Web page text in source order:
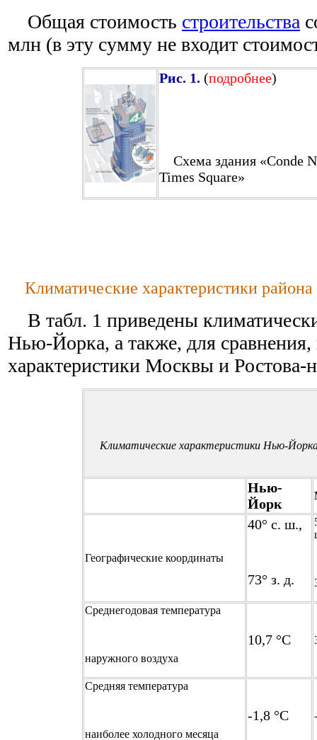
Общая стоимость строительства
млн (в эту сумму не входит
Рис. 1. (подробнее)
Схема здания «Conde
Times Square»
Климатические характеристики района
В табл. 1 приведены
Нью-Йорка, а также, для сравнения,
характеристики Москвы и Ростова-
Климатические характеристики Нью-
Нью-
Йорк
Географические координаты
40° с. ш.,
73° з. д.
Среднегодовая температура
наружного воздуха
10,7 °С
Средняя температура
наиболее холодного месяца
-1,8 °С